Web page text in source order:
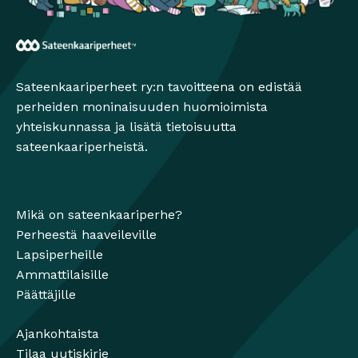
Sateenkaariperheet ry:n tavoitteena on edistää
perheiden moninaisuuden huomioimista
yhteiskunnassa ja lisätä tietoisuutta
sateenkaariperheistä.
Mikä on sateenkaariperhe?
Perheestä haaveileville
Lapsiperheille
Ammattilaisille
Päättäjille
Ajankohtaista
Tilaa uutiskirje